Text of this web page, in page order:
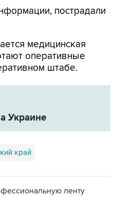
пострадали
медицинская
оперативные
штабе.
Украине
край
ленту